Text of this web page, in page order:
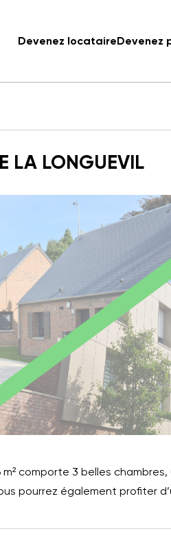
Devenez locataireDevenez
LA LONGUEVIL
comporte 3 belles
pourrez également profiter